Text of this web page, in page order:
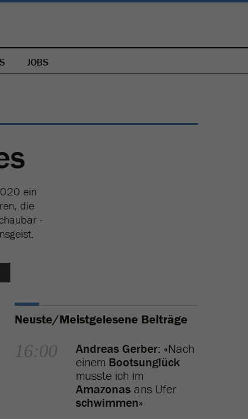
JOBS
ein
die
-
Neuste/Meistgelesene Beiträge
16:00 Andreas Gerber: «Nach
einem Bootsunglück
musste ich im
Amazonas ans Ufer
schwimmen»